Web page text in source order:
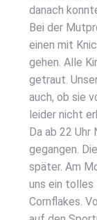
danach
Bei der
einen mit
gehen. Alle
getraut.
auch, ob sie
lei­der nicht
Da ab 22 Uhr
gegan­gen.
spä­ter. Am
uns ein
Corn­flakes.